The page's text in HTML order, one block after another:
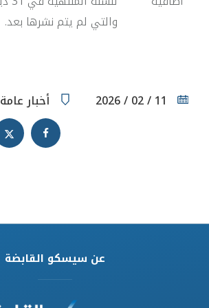
والتي لم يتم نشرها بعد.
11 / 02 / 2026 أخبار عامة
عن سيسكو القابضة